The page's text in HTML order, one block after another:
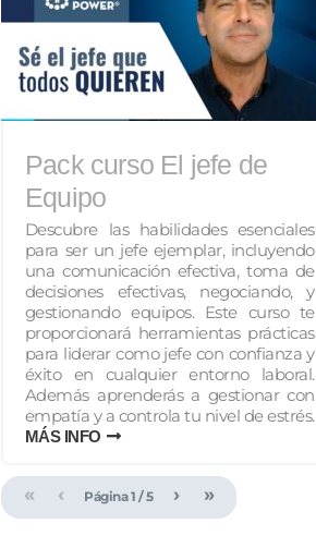
Pack curso El jefe de
Equipo
Descubre las habilidades esenciales
para ser un jefe ejemplar, incluyendo
una comunicación efectiva, toma de
decisiones efectivas, negociando, y
gestionando equipos. Este curso te
proporcionará herramientas prácticas
para liderar como jefe con confianza y
éxito en cualquier entorno laboral.
Además aprenderás a gestionar con
empatía y a controla tu nivel de estrés.
MÁS INFO
« ‹ › »
Página1 /5